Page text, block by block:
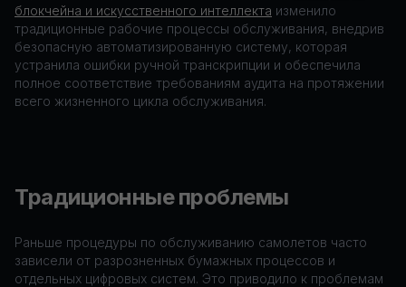
блокчейна и искусственного интеллекта изменило
традиционные рабочие процессы обслуживания, внедрив
безопасную автоматизированную систему, которая
устранила ошибки ручной транскрипции и обеспечила
полное соответствие требованиям аудита на протяжении
всего жизненного цикла обслуживания.
Традиционные проблемы
Раньше процедуры по обслуживанию самолетов часто
зависели от разрозненных бумажных процессов и
отдельных цифровых систем. Это приводило к проблемам